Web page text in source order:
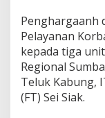
r
Penghargaanh
Pelayanan
kepada tiga
Regional
Teluk Kabung,
(FT) Sei Siak.